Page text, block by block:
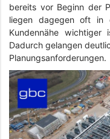
bereits vor Beginn der
liegen dagegen oft in
Kundennähe wichtiger
Dadurch gelangen
Planungsanforderungen.